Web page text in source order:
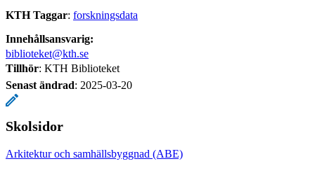
KTH Taggar: forskningsdata
Innehållsansvarig:
biblioteket@kth.se
Tillhör: KTH Biblioteket
Senast ändrad: 2025-03-20
Skolsidor
Arkitektur och samhällsbyggnad (ABE)